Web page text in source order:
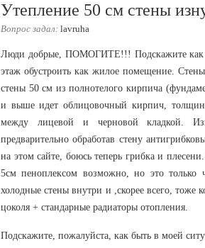
Утепление 50 см стены
Вопрос задал: lavruha
Люди добрые, ПОМОГИТЕ!!! Подскажите как
этаж обустроить как жилое помещение.
стены 50 см из полнотелого кирпича
и выше идет облицовочный кирпич,
между лицевой и черновой кладкой.
предварительно обработав стену
на этом сайте, боюсь теперь грибка и
5см пеноплексом возможно, но это только
холодные стены внутри и ,скорее всего,
цоколя + стандарные радиаторы отопления.
Подскажите, пожалуйста, как быть в моей